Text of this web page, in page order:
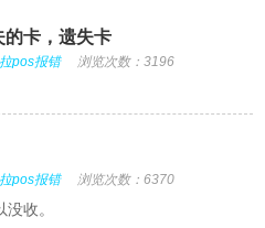
的卡，遗失卡
pos报错 浏览次数：3196
pos报错 浏览次数：6370
收。